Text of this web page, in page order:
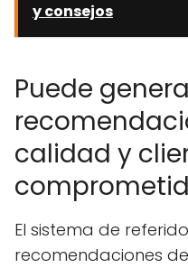
y consejos
Puede
calidad y
El sistema de
recomendaciones